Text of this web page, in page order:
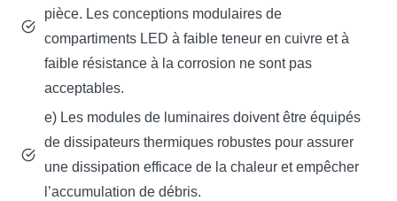
pièce. Les conceptions modulaires de
compartiments LED à faible teneur en cuivre et à
faible résistance à la corrosion ne sont pas
acceptables.
e) Les modules de luminaires doivent être équipés
de dissipateurs thermiques robustes pour assurer
une dissipation efficace de la chaleur et empêcher
l’accumulation de débris.